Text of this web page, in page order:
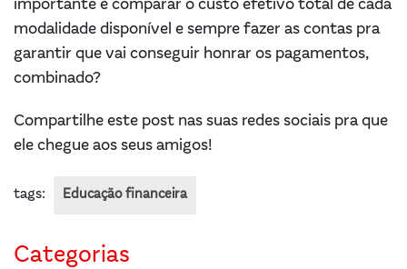
importante é comparar o custo efetivo total de cada
modalidade disponível e sempre fazer as contas pra
garantir que vai conseguir honrar os pagamentos,
combinado?
Compartilhe este post nas suas redes sociais pra que
ele chegue aos seus amigos!
tags: Educação financeira
Categorias